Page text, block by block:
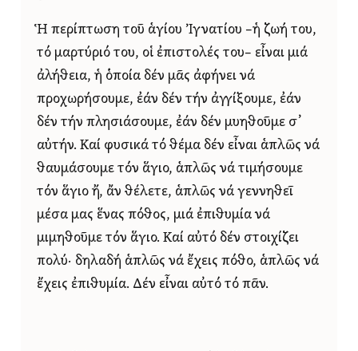
Ἡ περίπτωση τοῦ ἁγίου Ἰγνατίου –ἡ ζωή του,
τό μαρτύριό του, οἱ ἐπιστολές του– εἶναι μιά
ἀλήθεια, ἡ ὁποία δέν μᾶς ἀφήνει νά
προχωρήσουμε, ἐάν δέν τήν ἀγγίξουμε, ἐάν
δέν τήν πλησιάσουμε, ἐάν δέν μυηθοῦμε σ᾿
αὐτήν. Καί φυσικά τό θέμα δέν εἶναι ἁπλῶς νά
θαυμάσουμε τόν ἅγιο, ἁπλῶς νά τιμήσουμε
τόν ἅγιο ἤ, ἄν θέλετε, ἁπλῶς νά γεννηθεῖ
μέσα μας ἕνας πόθος, μιά ἐπιθυμία νά
μιμηθοῦμε τόν ἅγιο. Καί αὐτό δέν στοιχίζει
πολύ· δηλαδή ἁπλῶς νά ἔχεις πόθο, ἁπλῶς νά
ἔχεις ἐπιθυμία. Δέν εἶναι αὐτό τό πᾶν.